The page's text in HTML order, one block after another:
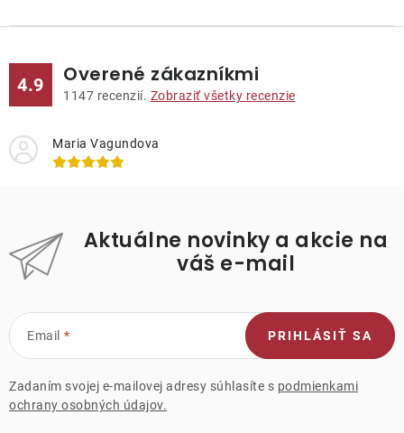
4.9 Overené zákazníkmi
1147 recenzií. Zobraziť všetky recenzie
Maria Vagundova
Aktuálne novinky a akcie na
váš e-mail
Email
Zadaním svojej e-mailovej adresy súhlasíte s podmienkami
ochrany osobných údajov.
PRIHLÁSIŤ SA